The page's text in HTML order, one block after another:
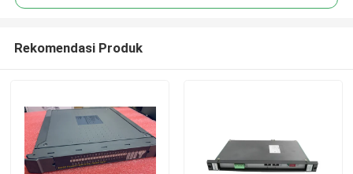
Rekomendasi Produk